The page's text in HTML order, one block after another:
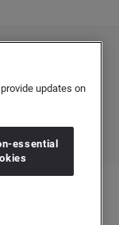
updates on
essential